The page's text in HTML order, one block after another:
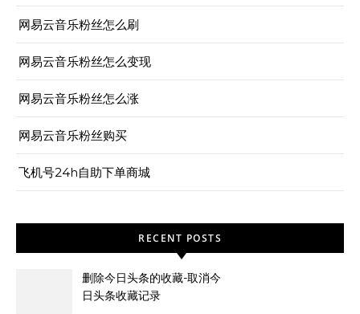
网易云音乐粉丝怎么刷
网易云音乐粉丝怎么变现
网易云音乐粉丝怎么涨
网易云音乐粉丝购买
飞机号24h自助下单商城
RECENT POSTS
删除今日头条的收藏-取消今
日头条收藏记录